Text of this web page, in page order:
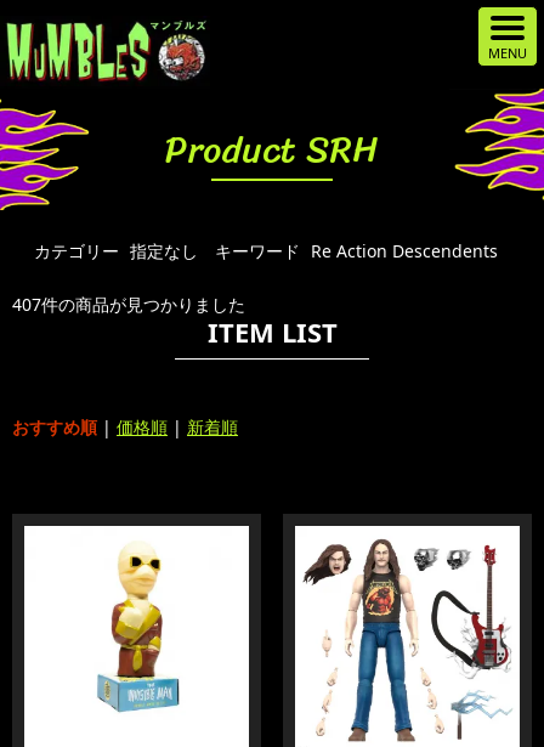
Product SRH
カテゴリー 指定なし キーワード Re Action Descendents
407件の商品が見つかりました
ITEM LIST
おすすめ順 | 価格順 | 新着順